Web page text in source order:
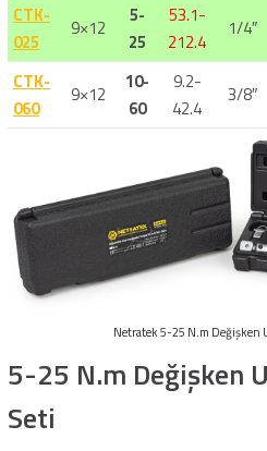
CTK-
025
9×12
5-
25
53.1-
212.4
1/4″
CTK-
060
9×12
10-
60
9.2-
42.4
3/8″
Netratek 5-25 N.m Değişken
5-25 N.m Değişken
Seti